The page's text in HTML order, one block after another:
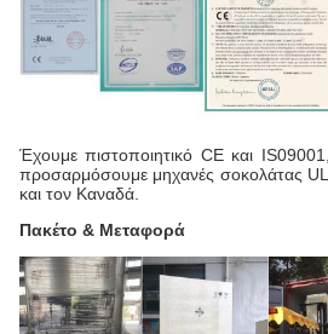
Έχουμε πιστοποιητικό CE και
προσαρμόσουμε μηχανές σοκολάτας
και τον Καναδά.
Πακέτο & Μεταφορά